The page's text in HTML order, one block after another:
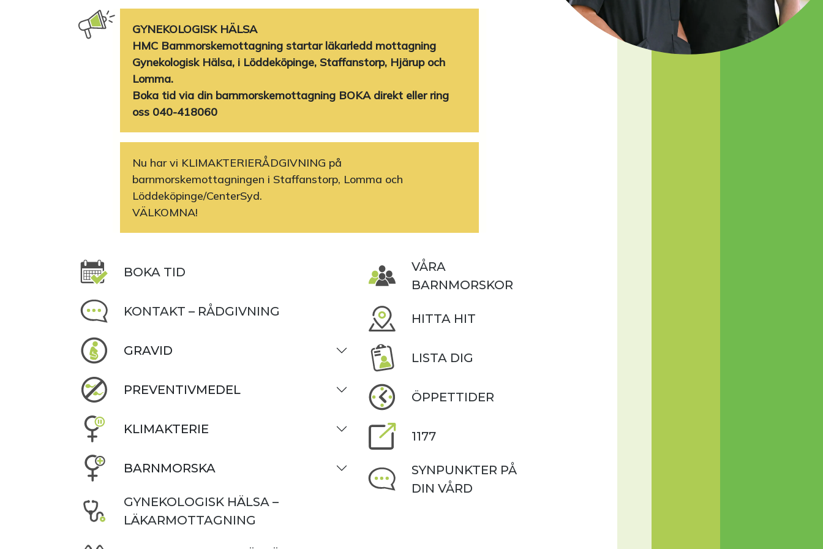
GYNEKOLOGISK HÄLSA
HMC Barnmorskemottagning startar läkarledd mottagning
Gynekologisk Hälsa, i Löddeköpinge, Staffanstorp, Hjärup och
Lomma.
Boka tid via din barnmorskemottagning BOKA direkt eller ring
oss 040-418060
Nu har vi KLIMAKTERIERÅDGIVNING på
barnmorskemottagningen i Staffanstorp, Lomma och
Löddeköpinge/CenterSyd.
VÄLKOMNA!
BOKA TID
KONTAKT – RÅDGIVNING
GRAVID
PREVENTIVMEDEL
KLIMAKTERIE
BARNMORSKA
GYNEKOLOGISK HÄLSA –
LÄKARMOTTAGNING
VÅRA
BARNMORSKOR
HITTA HIT
LISTA DIG
ÖPPETTIDER
1177
SYNPUNKTER PÅ
DIN VÅRD